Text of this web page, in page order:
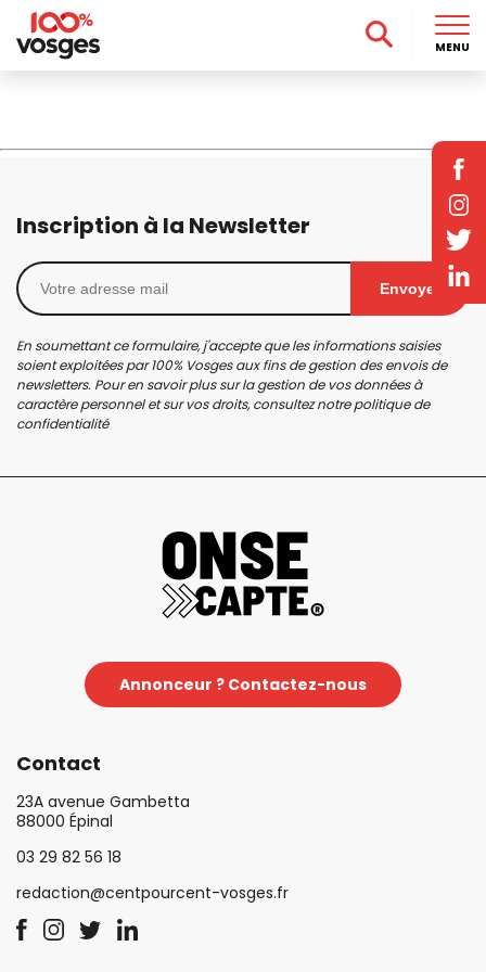
Inscription à la Newsletter
Envoyer
En soumettant ce formulaire, j'accepte que les informations saisies
soient exploitées par 100% Vosges aux fins de gestion des envois de
newsletters. Pour en savoir plus sur la gestion de vos données à
caractère personnel et sur vos droits, consultez notrepolitique de
confidentialité
Annonceur ? Contactez-nous
Contact
23A avenue Gambetta
88000 Épinal
03 29 82 56 18
redaction@centpourcent-vosges.fr
MENU